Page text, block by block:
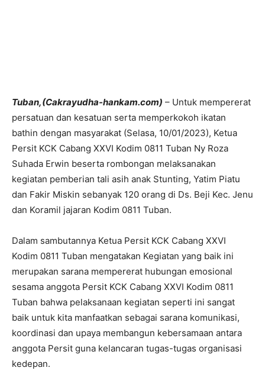
Tuban,(Cakrayudha-hankam.com) – Untuk mempererat
persatuan dan kesatuan serta memperkokoh ikatan
bathin dengan masyarakat (Selasa, 10/01/2023), Ketua
Persit KCK Cabang XXVI Kodim 0811 Tuban Ny Roza
Suhada Erwin beserta rombongan melaksanakan
kegiatan pemberian tali asih anak Stunting, Yatim Piatu
dan Fakir Miskin sebanyak 120 orang di Ds. Beji Kec. Jenu
dan Koramil jajaran Kodim 0811 Tuban.
Dalam sambutannya Ketua Persit KCK Cabang XXVI
Kodim 0811 Tuban mengatakan Kegiatan yang baik ini
merupakan sarana mempererat hubungan emosional
sesama anggota Persit KCK Cabang XXVI Kodim 0811
Tuban bahwa pelaksanaan kegiatan seperti ini sangat
baik untuk kita manfaatkan sebagai sarana komunikasi,
koordinasi dan upaya membangun kebersamaan antara
anggota Persit guna kelancaran tugas-tugas organisasi
kedepan.